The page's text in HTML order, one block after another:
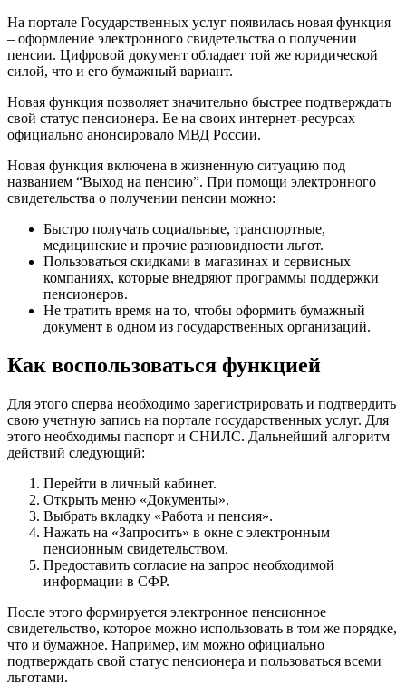
На портале Государственных услуг появилась новая функция
– оформление электронного свидетельства о получении
пенсии. Цифровой документ обладает той же юридической
силой, что и его бумажный вариант.
Новая функция позволяет значительно быстрее подтверждать
свой статус пенсионера. Ее на своих интернет-ресурсах
официально анонсировало МВД России.
Новая функция включена в жизненную ситуацию под
названием “Выход на пенсию”. При помощи электронного
свидетельства о получении пенсии можно:
Быстро получать социальные, транспортные,
медицинские и прочие разновидности льгот.
Пользоваться скидками в магазинах и сервисных
компаниях, которые внедряют программы поддержки
пенсионеров.
Не тратить время на то, чтобы оформить бумажный
документ в одном из государственных организаций.
Как воспользоваться функцией
Для этого сперва необходимо зарегистрировать и подтвердить
свою учетную запись на портале государственных услуг. Для
этого необходимы паспорт и СНИЛС. Дальнейший алгоритм
действий следующий:
Перейти в личный кабинет.
Открыть меню «Документы».
Выбрать вкладку «Работа и пенсия».
Нажать на «Запросить» в окне с электронным
пенсионным свидетельством.
Предоставить согласие на запрос необходимой
информации в СФР.
После этого формируется электронное пенсионное
свидетельство, которое можно использовать в том же порядке,
что и бумажное. Например, им можно официально
подтверждать свой статус пенсионера и пользоваться всеми
льготами.